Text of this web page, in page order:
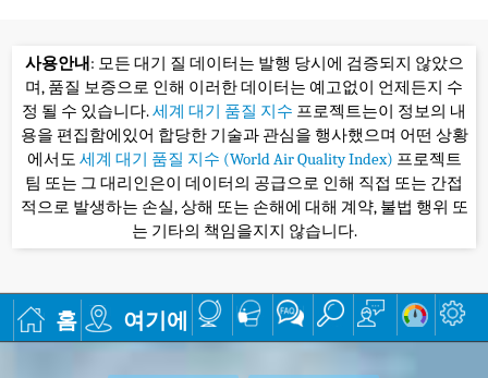
사용안내: 모든 대기 질 데이터는 발행 당시에 검증되지 않았으
며, 품질 보증으로 인해 이러한 데이터는 예고없이 언제든지 수
정 될 수 있습니다.세계 대기 품질 지수 프로젝트는이 정보의 내
용을 편집함에있어 합당한 기술과 관심을 행사했으며 어떤 상황
에서도 세계 대기 품질 지수 (World Air Quality Index) 프로젝트
팀 또는 그 대리인은이 데이터의 공급으로 인해 직접 또는 간접
적으로 발생하는 손실, 상해 또는 손해에 대해 계약, 불법 행위 또
는 기타의 책임을지지 않습니다.
홈 여기에